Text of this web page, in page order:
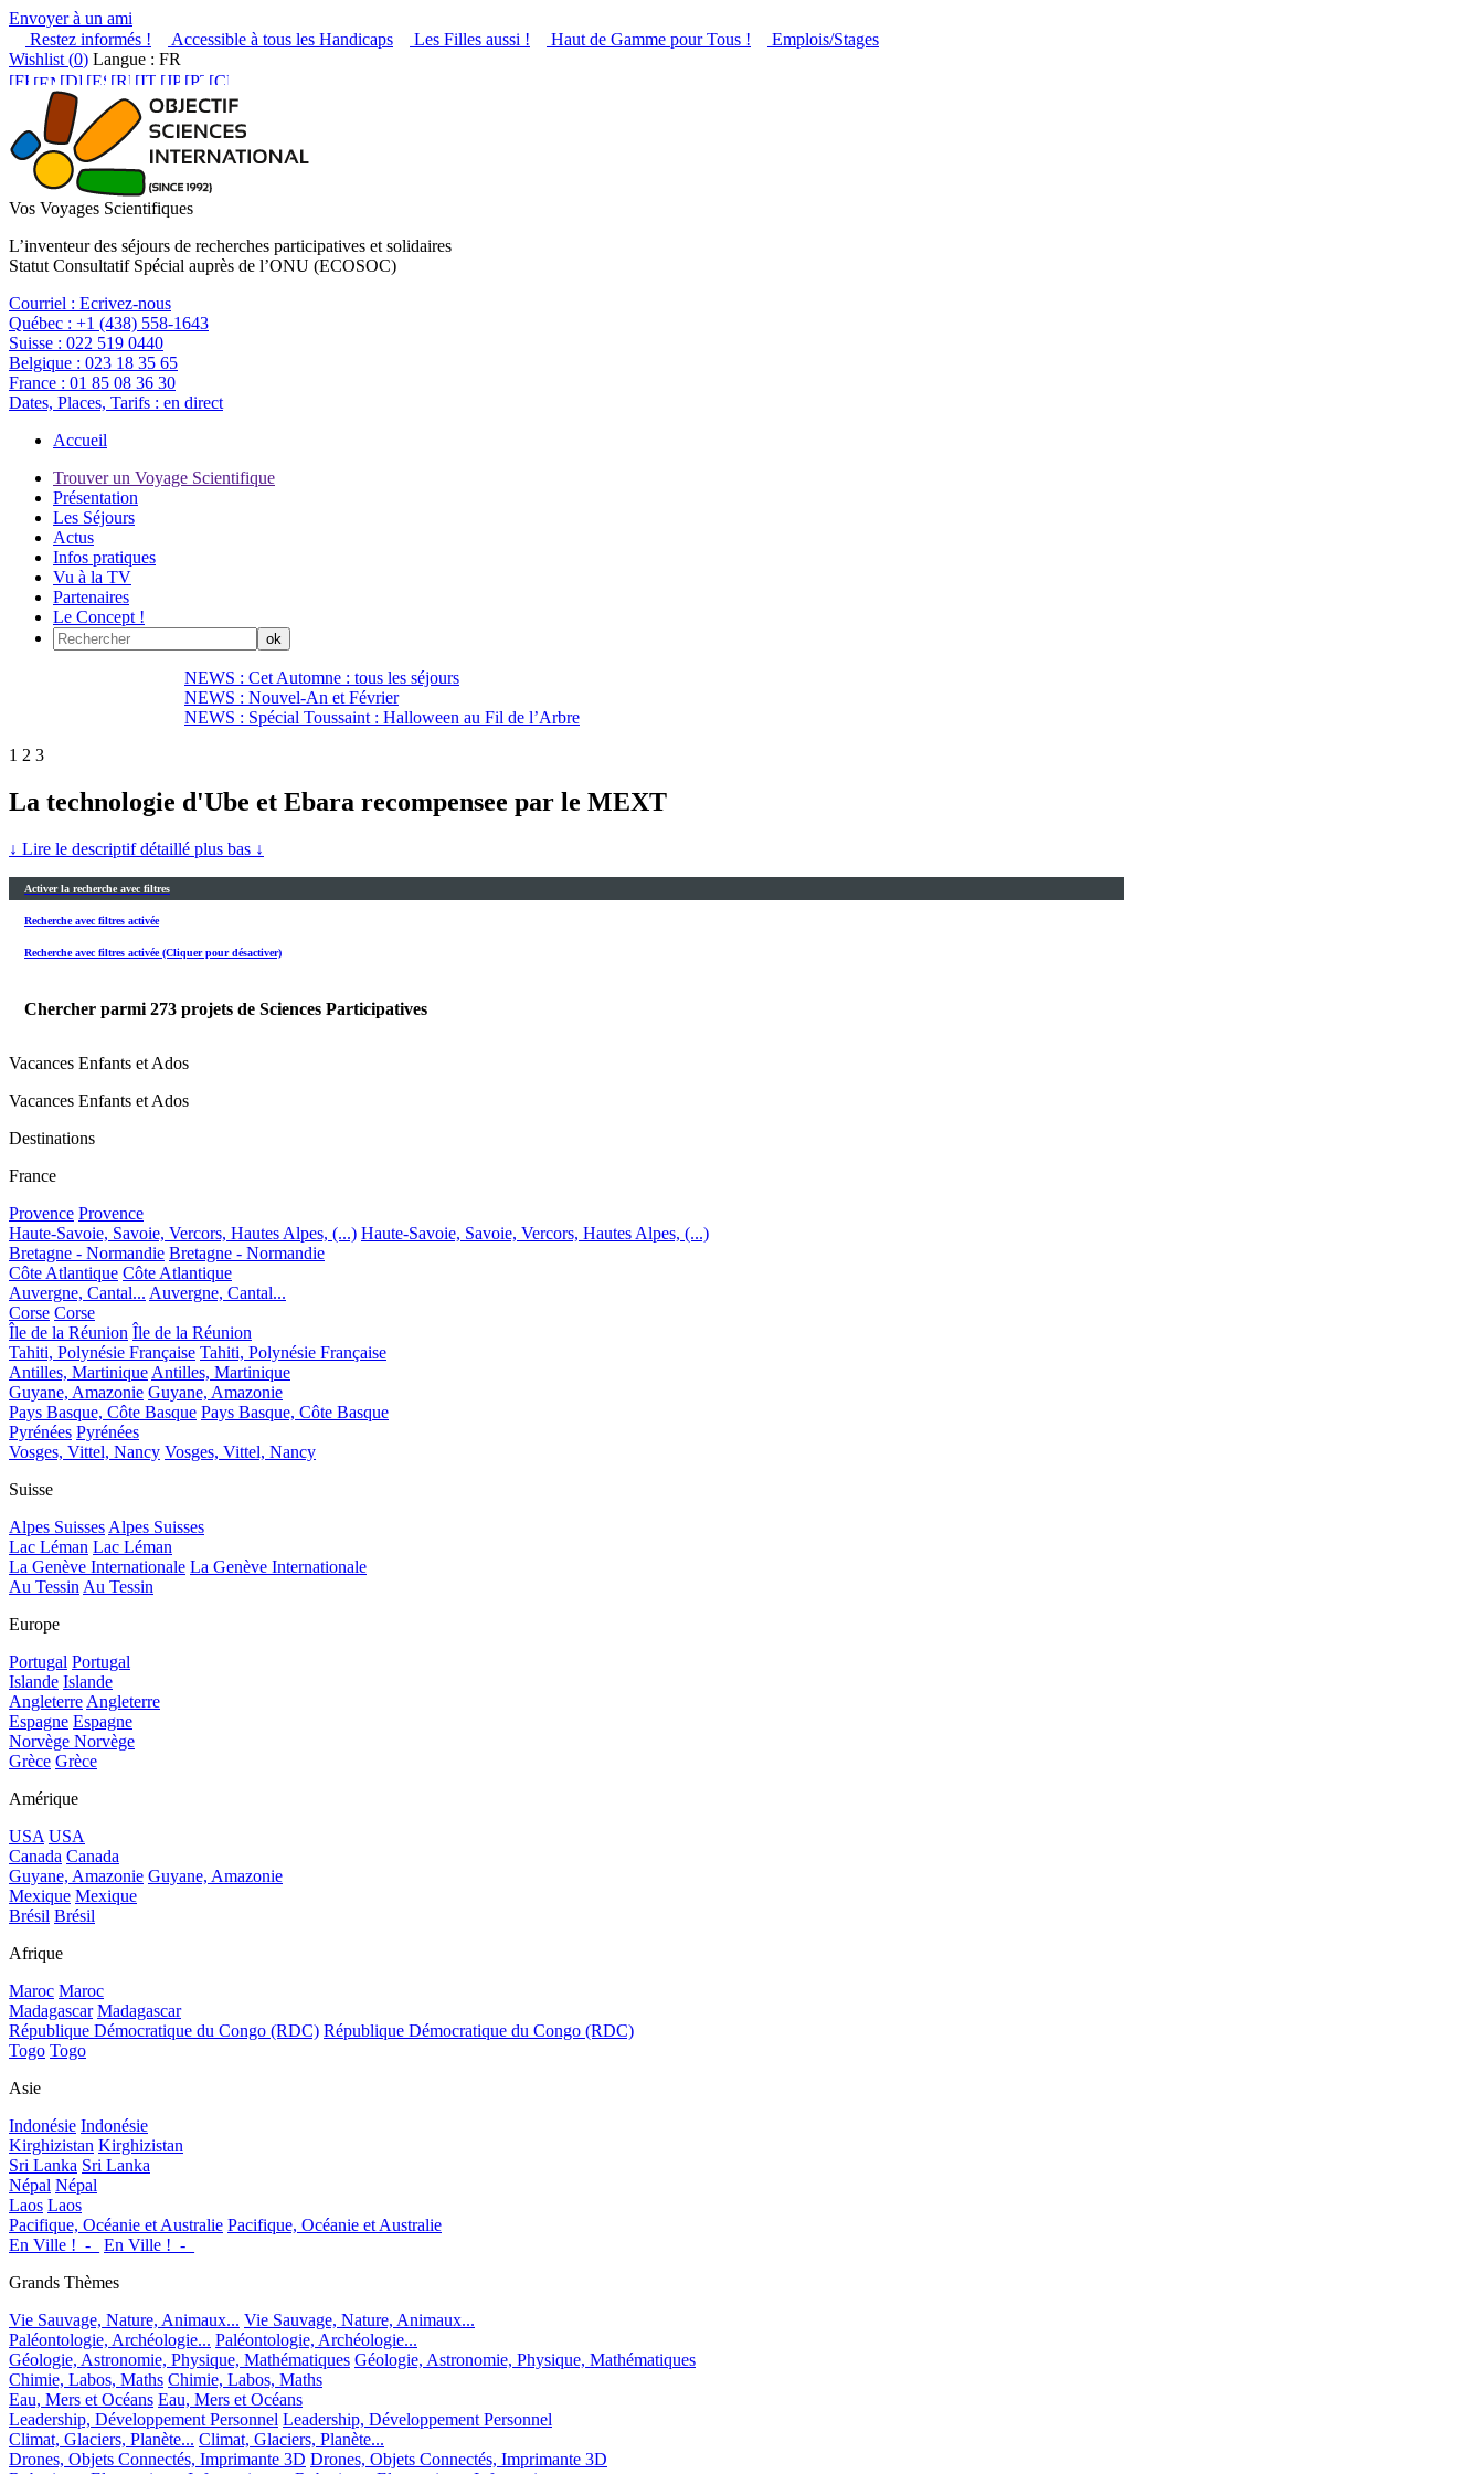
Envoyer à un ami
Restez informés !
Accessible à tous les Handicaps Les Filles aussi ! Haut de Gamme pour Tous !
Emplois/Stages
Wishlist (0) Langue : FR
Vos Voyages Scientifiques
L’inventeur des séjours de recherches participatives et solidaires
Statut Consultatif Spécial auprès de l’ONU (ECOSOC)
Courriel : Ecrivez-nous
Québec : +1 (438) 558-1643
Suisse : 022 519 0440
Belgique : 023 18 35 65
France : 01 85 08 36 30
Dates, Places, Tarifs : en direct
Accueil
Trouver un Voyage Scientifique
Présentation
Les Séjours
Actus
Infos pratiques
Vu à la TV
Partenaires
Le Concept !
NEWS : Cet Automne : tous les séjours
NEWS : Nouvel-An et Février
NEWS : Spécial Toussaint : Halloween au Fil de l’Arbre
1 2 3
La technologie d'Ube et Ebara recompensee par le MEXT
↓ Lire le descriptif détaillé plus bas ↓
Activer la recherche avec filtres
Recherche avec filtres activée
Recherche avec filtres activée (Cliquer pour désactiver)
Chercher parmi 273 projets de Sciences Participatives
Vacances Enfants et Ados
Vacances Enfants et Ados
Destinations
France
Provence Provence
Haute-Savoie, Savoie, Vercors, Hautes Alpes, (...) Haute-Savoie, Savoie, Vercors, Hautes Alpes, (...)
Bretagne - Normandie Bretagne - Normandie
Côte Atlantique Côte Atlantique
Auvergne, Cantal... Auvergne, Cantal...
Corse Corse
Île de la Réunion Île de la Réunion
Tahiti, Polynésie Française Tahiti, Polynésie Française
Antilles, Martinique Antilles, Martinique
Guyane, Amazonie Guyane, Amazonie
Pays Basque, Côte Basque Pays Basque, Côte Basque
Pyrénées Pyrénées
Vosges, Vittel, Nancy Vosges, Vittel, Nancy
Suisse
Alpes Suisses Alpes Suisses
Lac Léman Lac Léman
La Genève Internationale La Genève Internationale
Au Tessin Au Tessin
Europe
Portugal Portugal
Islande Islande
Angleterre Angleterre
Espagne Espagne
Norvège Norvège
Grèce Grèce
Amérique
USA USA
Canada Canada
Guyane, Amazonie Guyane, Amazonie
Mexique Mexique
Brésil Brésil
Afrique
Maroc Maroc
Madagascar Madagascar
République Démocratique du Congo (RDC) République Démocratique du Congo (RDC)
Togo Togo
Asie
Indonésie Indonésie
Kirghizistan Kirghizistan
Sri Lanka Sri Lanka
Népal Népal
Laos Laos
Pacifique, Océanie et Australie Pacifique, Océanie et Australie
En Ville !_-_
En Ville !_-_
Grands Thèmes
Vie Sauvage, Nature, Animaux... Vie Sauvage, Nature, Animaux...
Paléontologie, Archéologie... Paléontologie, Archéologie...
Géologie, Astronomie, Physique, Mathématiques Géologie, Astronomie, Physique, Mathématiques
Chimie, Labos, Maths Chimie, Labos, Maths
Eau, Mers et Océans Eau, Mers et Océans
Leadership, Développement Personnel Leadership, Développement Personnel
Climat, Glaciers, Planète... Climat, Glaciers, Planète...
Drones, Objets Connectés, Imprimante 3D Drones, Objets Connectés, Imprimante 3D